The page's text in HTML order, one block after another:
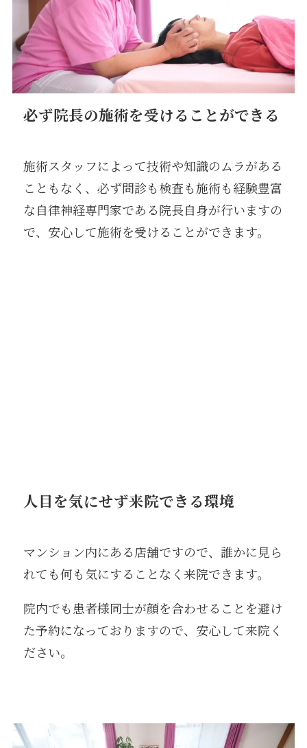
必ず院長の施術を受けることができる
施術スタッフによって技術や知識のムラがある
こともなく、必ず問診も検査も施術も経験豊富
な自律神経専門家である院長自身が行いますの
で、安心して施術を受けることができます。
人目を気にせず来院できる環境
マンション内にある店舗ですので、誰かに見ら
れても何も気にすることなく来院できます。
院内でも患者様同士が顔を合わせることを避け
た予約になっておりますので、安心して来院く
ださい。